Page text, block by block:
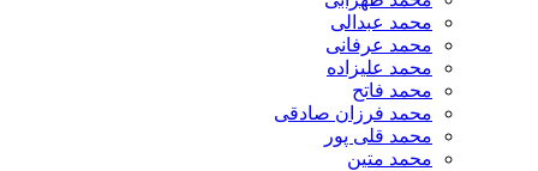
محمد عبدالی
محمد عرفانی
محمد علیزاده
محمد فاتح
محمد فرزان صادقی
محمد قلی پور
محمد متین